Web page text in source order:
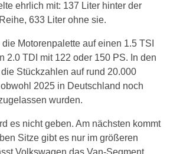
ehrlich mit: 137 Liter hinter der
633 Liter ohne sie.
Motorenpalette auf einen 1.5 TSI
2.0 TDI mit 122 oder 150 PS. In den
Stückzahlen auf rund 20.000
2025 in Deutschland noch
wurden.
es nicht geben. Am nächsten kommt
Sitze gibt es nur im größeren